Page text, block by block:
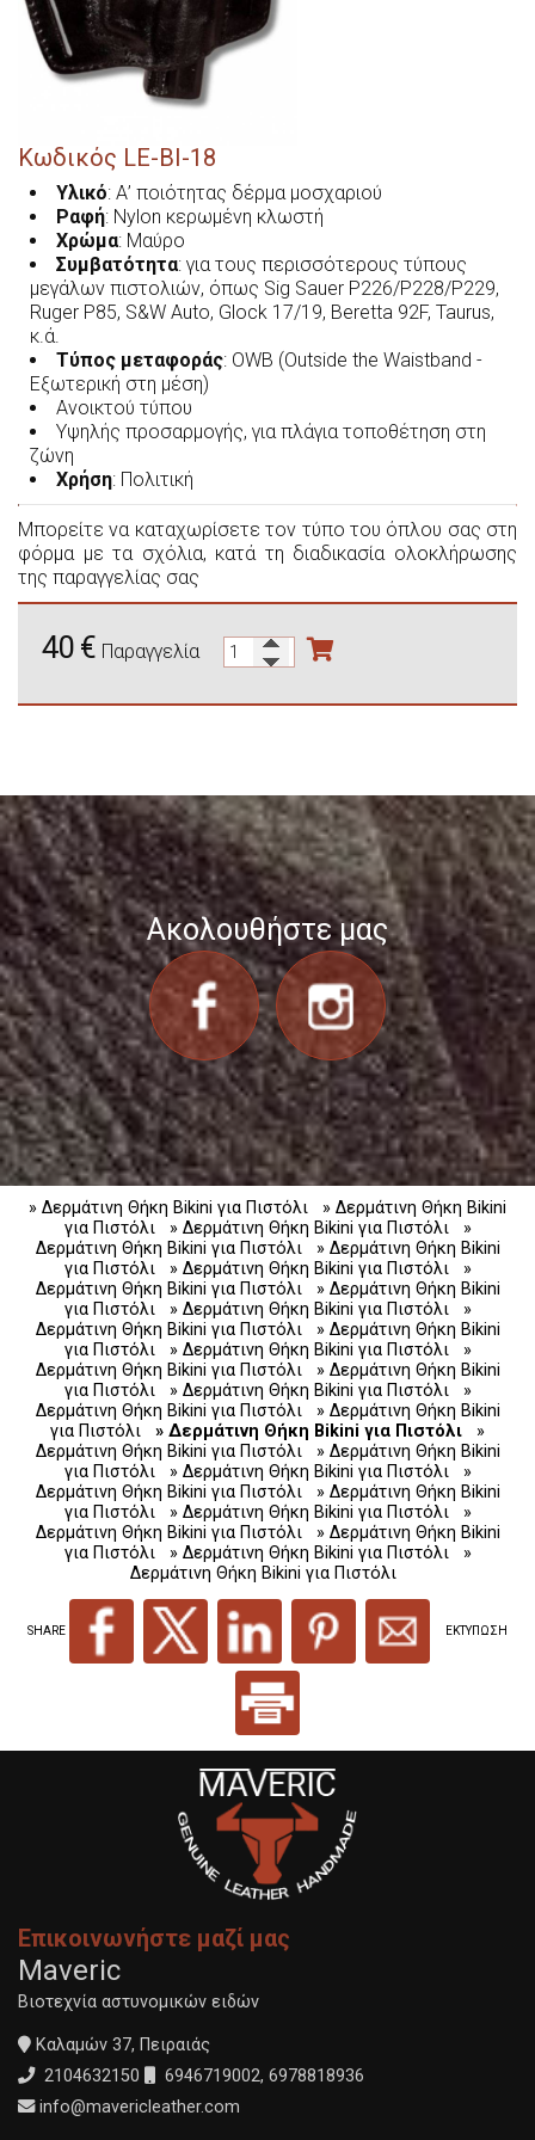
Κεντητά Σήματα Ομάδων Αίματος με Velcro®
Θήκες Μηρού
Θήκες Μασχάλης
Θήκες Γεμιστήρων
Αξεσουάρ
Θήκες Custom Made
Θήκες Χειροπέδων
Θήκες Αστραγάλου
Θήκες για Πιστόλια
Θήκες Bikini
Ζώνες
Θήκες Στρατιωτικού Τύπου
Θήκες Custom Made
Θήκες Φυσιγγίων
Αορτήρες Κυνηγετικών Όπλων
Αξεσουάρ
Οδηγίες Ασφαλείας για τα Πυροβόλα Όπλα
Τρόποι Πληρωμής και Αποστολής
Όροι και Προϋποθέσεις Παραγγελίας
ΠΡΟΣΦΟΡΈΣ
Κωδικός LE-BI-18
Υλικό: Α’ ποιότητας δέρμα μοσχαριού
Ραφή: Nylon κερωμένη κλωστή
Χρώμα: Μαύρο
Συμβατότητα: για τους περισσότερους τύπους
μεγάλων πιστολιών, όπως Sig Sauer P226/P228/P229,
Ruger P85, S&W Auto, Glock 17/19, Beretta 92F, Taurus,
κ.ά.
Τύπος μεταφοράς: OWB (Outside the Waistband -
Εξωτερική στη μέση)
Ανοικτού τύπου
Υψηλής προσαρμογής, για πλάγια τοποθέτηση στη
ζώνη
Χρήση: Πολιτική
Μπορείτε να καταχωρίσετε τον τύπο του όπλου σας στη
φόρμα με τα σχόλια, κατά τη διαδικασία ολοκλήρωσης
της παραγγελίας σας
40 € Παραγγελία
Ακολουθήστε μας
» Δερμάτινη Θήκη Bikini για Πιστόλι
» Δερμάτινη Θήκη Bikini
για Πιστόλι
» Δερμάτινη Θήκη Bikini για Πιστόλι
»
Δερμάτινη Θήκη Bikini για Πιστόλι
» Δερμάτινη Θήκη Bikini
για Πιστόλι
» Δερμάτινη Θήκη Bikini για Πιστόλι
»
Δερμάτινη Θήκη Bikini για Πιστόλι
» Δερμάτινη Θήκη Bikini
για Πιστόλι
» Δερμάτινη Θήκη Bikini για Πιστόλι
»
Δερμάτινη Θήκη Bikini για Πιστόλι
» Δερμάτινη Θήκη Bikini
για Πιστόλι
» Δερμάτινη Θήκη Bikini για Πιστόλι
»
Δερμάτινη Θήκη Bikini για Πιστόλι
» Δερμάτινη Θήκη Bikini
για Πιστόλι
» Δερμάτινη Θήκη Bikini για Πιστόλι
»
Δερμάτινη Θήκη Bikini για Πιστόλι
» Δερμάτινη Θήκη Bikini
για Πιστόλι
» Δερμάτινη Θήκη Bikini για Πιστόλι
»
Δερμάτινη Θήκη Bikini για Πιστόλι
» Δερμάτινη Θήκη Bikini
για Πιστόλι
» Δερμάτινη Θήκη Bikini για Πιστόλι
»
Δερμάτινη Θήκη Bikini για Πιστόλι
» Δερμάτινη Θήκη Bikini
για Πιστόλι
» Δερμάτινη Θήκη Bikini για Πιστόλι
»
Δερμάτινη Θήκη Bikini για Πιστόλι
» Δερμάτινη Θήκη Bikini
για Πιστόλι
» Δερμάτινη Θήκη Bikini για Πιστόλι
»
Δερμάτινη Θήκη Bikini για Πιστόλι
SHARE ΕΚΤΥΠΩΣΗ
Επικοινωνήστε μαζί μας
Maveric
Βιοτεχνία αστυνομικών ειδών
Καλαμών 37, Πειραιάς
2104632150
6946719002, 6978818936
info@mavericleather.com